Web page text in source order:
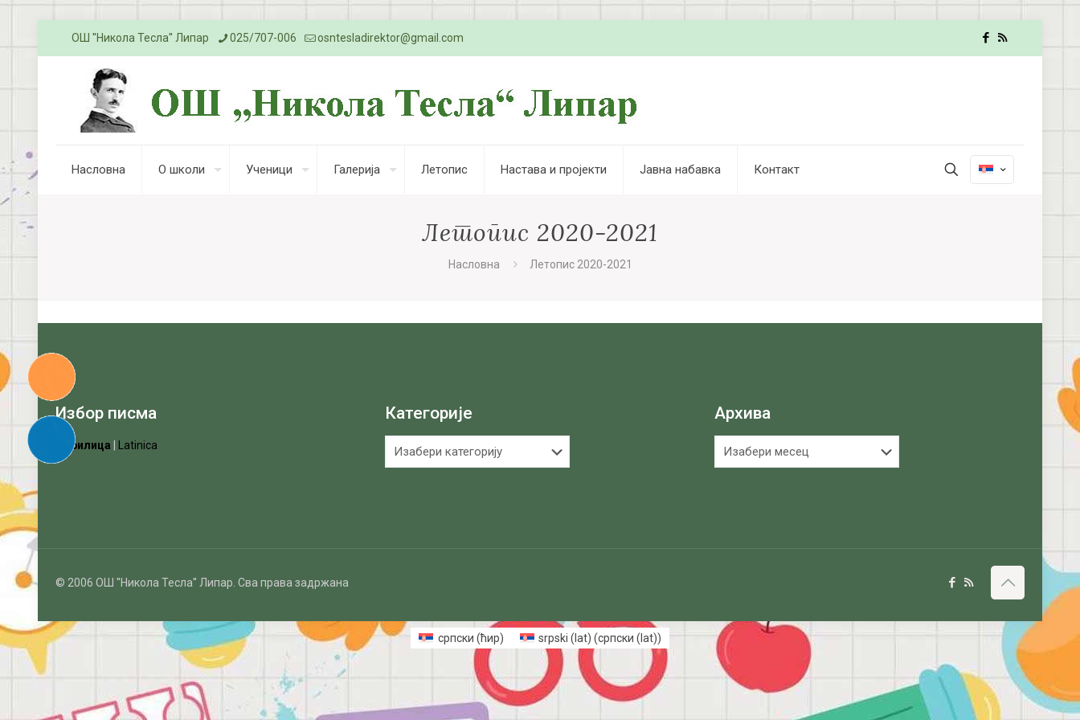
ОШ ''Никола Тесла'' Липар 025/707-006 osntesladirektor@gmail.com
Насловна О школи Ученици Галерија Летопис Настава и пројекти Јавна набавка Контакт
Летопис 2020-2021
Насловна Летопис 2020-2021
Избор писма
Ћирилица Latinica
Категорије
Категорије
Архива
Архива
© 2006 ОШ ''Никола Тесла'' Липар. Сва права задржана
српски (ћир) srpski (lat) (српски (lat))